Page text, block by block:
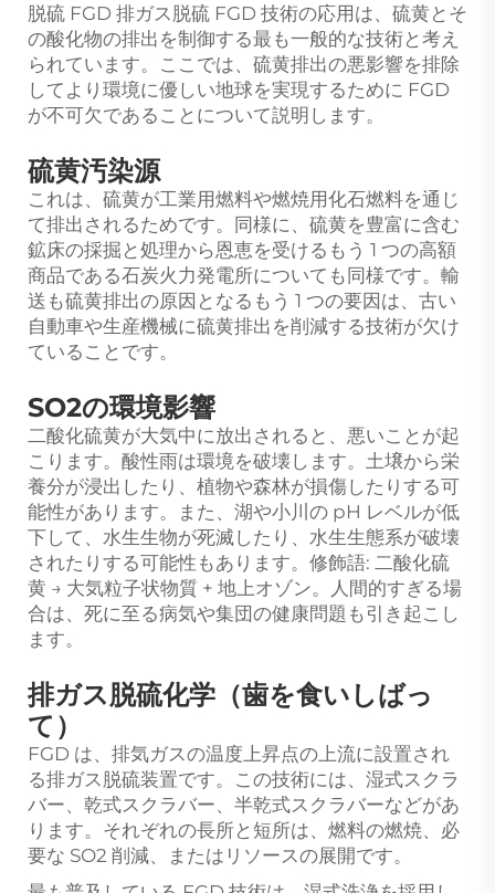
脱硫 FGD 排ガス脱硫 FGD 技術の応用は、硫黄とそ
の酸化物の排出を制御する最も一般的な技術と考え
られています。ここでは、硫黄排出の悪影響を排除
してより環境に優しい地球を実現するために FGD
が不可欠であることについて説明します。
硫黄汚染源
これは、硫黄が工業用燃料や燃焼用化石燃料を通じ
て排出されるためです。同様に、硫黄を豊富に含む
鉱床の採掘と処理から恩恵を受けるもう 1 つの高額
商品である石炭火力発電所についても同様です。輸
送も硫黄排出の原因となるもう 1 つの要因は、古い
自動車や生産機械に硫黄排出を削減する技術が欠け
ていることです。
SO2の環境影響
二酸化硫黄が大気中に放出されると、悪いことが起
こります。酸性雨は環境を破壊します。土壌から栄
養分が浸出したり、植物や森林が損傷したりする可
能性があります。また、湖や小川の pH レベルが低
下して、水生生物が死滅したり、水生生態系が破壊
されたりする可能性もあります。修飾語: 二酸化硫
黄 → 大気粒子状物質 + 地上オゾン。人間的すぎる場
合は、死に至る病気や集団の健康問題も引き起こし
ます。
排ガス脱硫化学（歯を食いしばっ
て）
FGD は、排気ガスの温度上昇点の上流に設置され
る排ガス脱硫装置です。この技術には、湿式スクラ
バー、乾式スクラバー、半乾式スクラバーなどがあ
ります。それぞれの長所と短所は、燃料の燃焼、必
要な SO2 削減、またはリソースの展開です。